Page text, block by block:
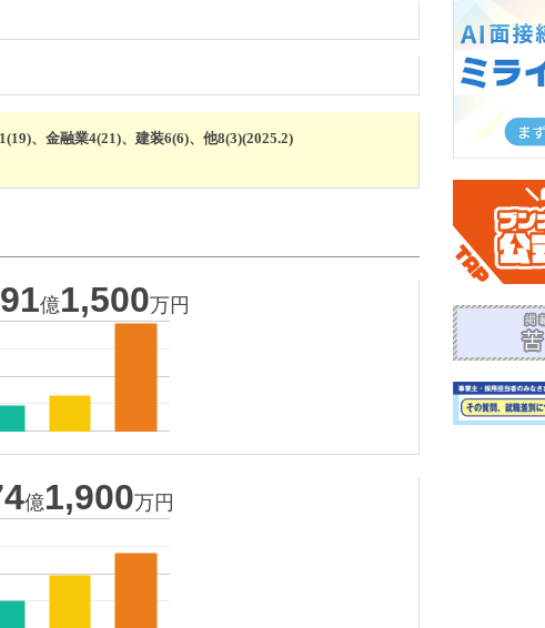
、金融業4(21)、建装6(6)、他8(3)(2025.2)
億1,500万円
億1,900万円